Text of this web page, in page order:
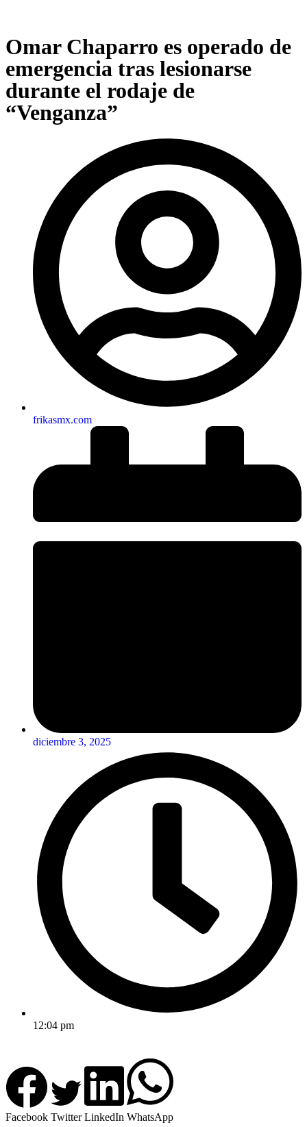
Omar Chaparro es operado de
emergencia tras lesionarse
durante el rodaje de
“Venganza”
frikasmx.com
diciembre 3, 2025
12:04 pm
Facebook Twitter LinkedIn WhatsApp